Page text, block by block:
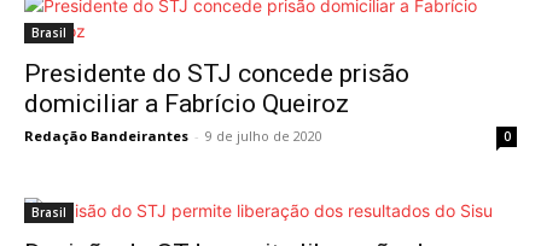
Brasil
Presidente do STJ concede prisão
domiciliar a Fabrício Queiroz
Redação Bandeirantes - 9 de julho de 2020 0
Brasil